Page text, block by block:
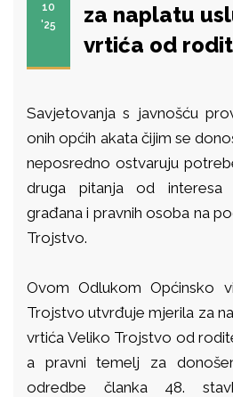
10
'25
za naplatu
vrtića od
Savjetovanja s javnošću
onih općih akata čijim se
neposredno ostvaruju
druga pitanja od
građana i pravnih osoba na
Trojstvo.
Ovom Odlukom Općinsko
Trojstvo utvrđuje mjerila za
vrtića Veliko Trojstvo od
a pravni temelj za
odredbe članka 48.